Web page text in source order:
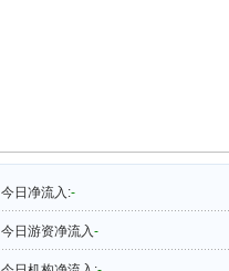
今日净流入:-
今日游资净流入-